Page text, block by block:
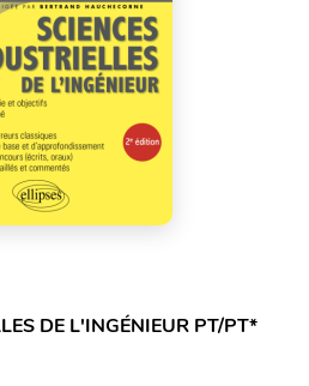
DE L'INGÉNIEUR PT/PT*